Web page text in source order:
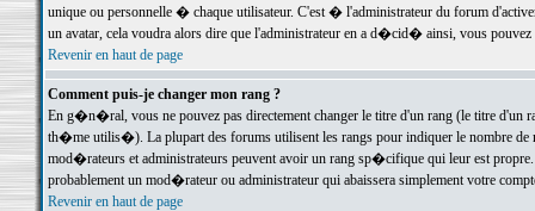
unique ou personnelle � chaque utilisateur. C'est � l'administrateur du forum
un avatar, cela voudra alors dire que l'administrateur en a d�cid� ainsi, vous
Revenir en haut de page
Comment puis-je changer mon rang ?
En g�n�ral, vous ne pouvez pas directement changer le titre d'un rang (le titre d'un
th�me utilis�). La plupart des forums utilisent les rangs pour indiquer le nombre de
mod�rateurs et administrateurs peuvent avoir un rang sp�cifique qui leur est
probablement un mod�rateur ou administrateur qui abaissera simplement votre
Revenir en haut de page